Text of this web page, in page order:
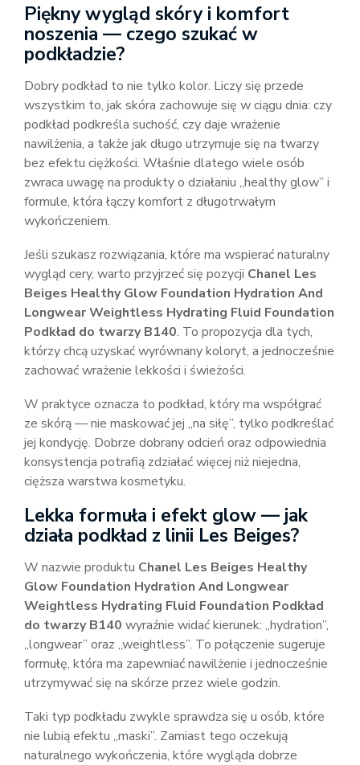
Piękny wygląd skóry i komfort
noszenia — czego szukać w
podkładzie?
Dobry podkład to nie tylko kolor. Liczy się przede
wszystkim to, jak skóra zachowuje się w ciągu dnia: czy
podkład podkreśla suchość, czy daje wrażenie
nawilżenia, a także jak długo utrzymuje się na twarzy
bez efektu ciężkości. Właśnie dlatego wiele osób
zwraca uwagę na produkty o działaniu „healthy glow” i
formule, która łączy komfort z długotrwałym
wykończeniem.
Jeśli szukasz rozwiązania, które ma wspierać naturalny
wygląd cery, warto przyjrzeć się pozycji Chanel Les
Beiges Healthy Glow Foundation Hydration And
Longwear Weightless Hydrating Fluid Foundation
Podkład do twarzy B140. To propozycja dla tych,
którzy chcą uzyskać wyrównany koloryt, a jednocześnie
zachować wrażenie lekkości i świeżości.
W praktyce oznacza to podkład, który ma współgrać
ze skórą — nie maskować jej „na siłę”, tylko podkreślać
jej kondycję. Dobrze dobrany odcień oraz odpowiednia
konsystencja potrafią zdziałać więcej niż niejedna,
cięższa warstwa kosmetyku.
Lekka formuła i efekt glow — jak
działa podkład z linii Les Beiges?
W nazwie produktu Chanel Les Beiges Healthy
Glow Foundation Hydration And Longwear
Weightless Hydrating Fluid Foundation Podkład
do twarzy B140 wyraźnie widać kierunek: „hydration”,
„longwear” oraz „weightless”. To połączenie sugeruje
formułę, która ma zapewniać nawilżenie i jednocześnie
utrzymywać się na skórze przez wiele godzin.
Taki typ podkładu zwykle sprawdza się u osób, które
nie lubią efektu „maski”. Zamiast tego oczekują
naturalnego wykończenia, które wygląda dobrze